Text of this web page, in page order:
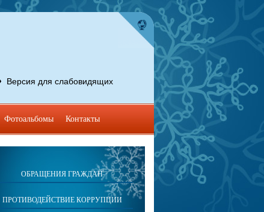
ОБРАЩЕНИЯ ГРАЖДАН
ПРОТИВОДЕЙСТВИЕ КОРРУПЦИИ
Версия для слабовидящих
Фотоальбомы Контакты